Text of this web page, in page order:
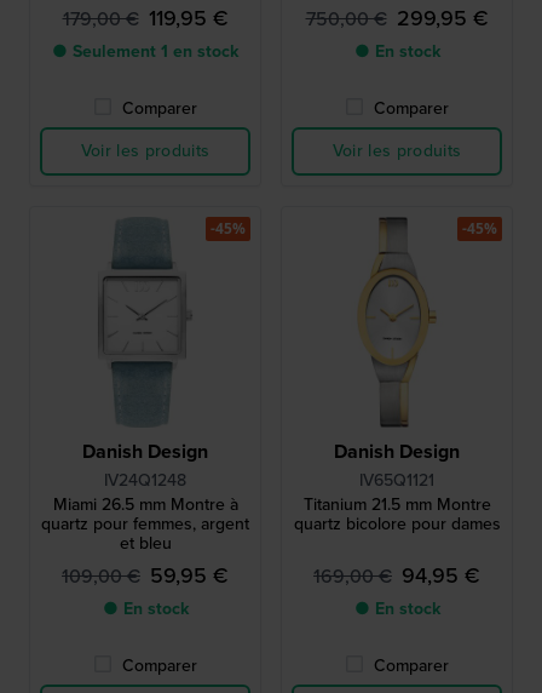
179,00 € 119,95 €
● Seulement 1 en stock
Comparer
Voir les produits
750,00 € 299,95 €
● En stock
Comparer
Voir les produits
Danish Design
IV24Q1248
Miami 26.5 mm Montre à
quartz pour femmes, argent
et bleu
109,00 € 59,95 €
● En stock
Comparer
-45%
Danish Design
IV65Q1121
Titanium 21.5 mm Montre
quartz bicolore pour dames
169,00 € 94,95 €
● En stock
Comparer
-45%